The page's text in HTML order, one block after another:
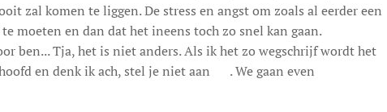
zal komen te liggen. De stress en angst om zoals al eerder een
moeten en dan dat het ineens toch zo snel kan gaan.
ben... Tja, het is niet anders. Als ik het zo wegschrijf wordt het
en denk ik ach, stel je niet aan 😊. We gaan even